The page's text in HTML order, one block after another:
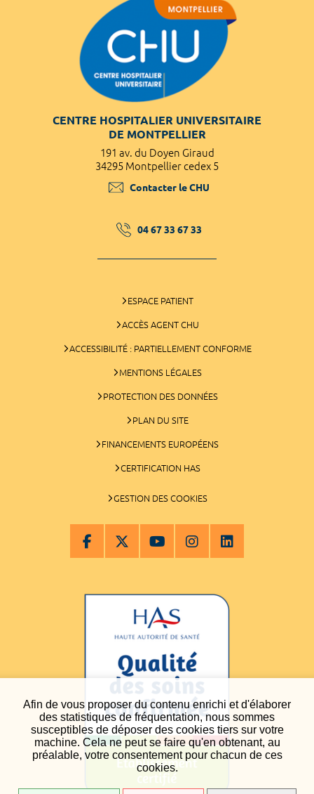
Afin de vous proposer du contenu enrichi et d'élaborer
des statistiques de fréquentation, nous sommes
susceptibles de déposer des cookies tiers sur votre
machine. Cela ne peut se faire qu'en obtenant, au
préalable, votre consentement pour chacun de ces
cookies.
CENTRE HOSPITALIER UNIVERSITAIRE
DE MONTPELLIER
191 av. du Doyen Giraud
34295 Montpellier cedex 5
Contacter le CHU
04 67 33 67 33
ESPACE PATIENT
ACCÈS AGENT CHU
ACCESSIBILITÉ : PARTIELLEMENT CONFORME
MENTIONS LÉGALES
PROTECTION DES DONNÉES
PLAN DU SITE
FINANCEMENTS EUROPÉENS
CERTIFICATION HAS
GESTION DES COOKIES